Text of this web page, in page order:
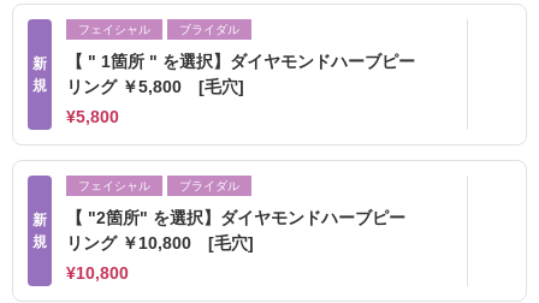
新
規
フェイシャル ブライダル
【 " 1箇所 " を選択】ダイヤモンドハーブピー
リング ￥5,800 [毛穴]
¥5,800
新
規
フェイシャル ブライダル
【 "2箇所" を選択】ダイヤモンドハーブピー
リング ￥10,800 [毛穴]
¥10,800